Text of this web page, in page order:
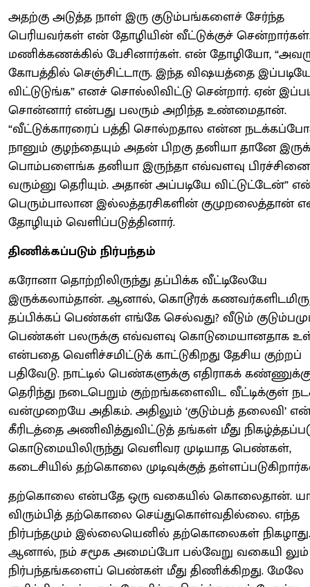
அதற்கு அடுத்த நாள் இரு குடும்பங்களைச் சேர்ந்த
பெரியவர்கள் என் தோழியின் வீட்டுக்குச்
மணிக்கணக்கில் பேசினார்கள். என் தோழியோ,
கோபத்தில் செஞ்சிட்டாரு. இந்த விஷயத்தை
விட்டுடுங்க” எனச் சொல்லிவிட்டு சென்றார். ஏன்
சொன்னார் என்பது பலரும் அறிந்த உண்மைதான்.
“வீட்டுக்காரரைப் பத்தி சொல்றதால என்ன
நானும் குழந்தையும் அதன் பிறகு தனியா தானே
பொம்பளைங்க தனியா இருந்தா எவ்வளவு பிரச்சினை
வரும்னு தெரியும். அதான் அப்படியே விட்டுட்டேன்”
பெரும்பாலான இல்லத்தரசிகளின் குமுறலைத்தான்
தோழியும் வெளிப்படுத்தினார்.
திணிக்கப்படும் நிர்பந்தம்
கரோனா தொற்றிலிருந்து தப்பிக்க வீட்டிலேயே
இருக்கலாம்தான். ஆனால், கொடூரக்
தப்பிக்கப் பெண்கள் எங்கே செல்வது? வீடும்
பெண்கள் பலருக்கு எவ்வளவு கொடுமையானதாக
என்பதை வெளிச்சமிட்டுக் காட்டுகிறது தேசிய குற்றப்
பதிவேடு. நாட்டில் பெண்களுக்கு எதிராகக்
தெரிந்து நடைபெறும் குற்றங்களைவிட வீட்டிக்குள்
வன்முறையே அதிகம். அதிலும் ‘குடும்பத் தலைவி’
கீரிடத்தை அணிவித்துவிட்டுத் தங்கள் மீது
கொடுமையிலிருந்து வெளிவர முடியாத பெண்கள்,
கடைசியில் தற்கொலை முடிவுக்குத்
தற்கொலை என்பதே ஒரு வகையில் கொலைதான்.
விரும்பித் தற்கொலை செய்துகொள்வதில்லை. எந்த
நிர்பந்தமும் இல்லையெனில் தற்கொலைகள் நிகழாது.
ஆனால், நம் சமூக அமைப்போ பல்வேறு வகையி லும்
நிர்பந்தங்களைப் பெண்கள் மீது திணிக்கிறது. மேலே